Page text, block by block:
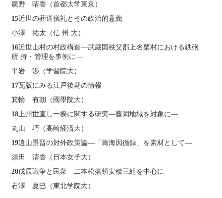
廣野 晴香（首都大学東京）
15近世の葬送儀礼とその政治的意義
小澤 祐太（信 州 大）
16近世山村の村政構造―武蔵国秩父郡上名栗村における鉄砲
所 持・管理を事例に―
平岩 渉（学習院大）
17瓦版にみる江戸後期の情報
箕輪 有朝（國學院大）
18上州世直し一揆に関する研究―藤岡地域を対象に―
丸山 巧（高崎経済大）
19遠山景晋の対外政策論―「籌海因循録」を素材として―
須田 清香（日本女子大）
20戊辰戦争と民衆―二本松藩領安積三組を中心に―
石澤 夏巳（東北学院大）